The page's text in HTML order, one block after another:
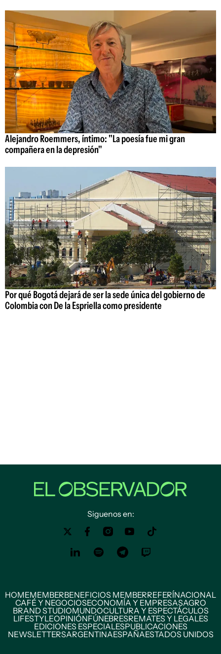
Alejandro Roemmers, íntimo: "La poesía fue mi gran
compañera en la depresión"
Por qué Bogotá dejará de ser la sede única del gobierno de
Colombia con De la Espriella como presidente
Siguenos en:
HOMEMEMBERBENEFICIOS MEMBERREFERÍNACIONAL
CAFÉ Y NEGOCIOSECONOMÍA Y EMPRESASAGRO
BRAND STUDIOMUNDOCULTURA Y ESPECTÁCULOS
LIFESTYLEOPINIÓNFÚNEBRESREMATES Y LEGALES
EDICIONES ESPECIALESPUBLICACIONES
NEWSLETTERSARGENTINAESPAÑAESTADOS UNIDOS